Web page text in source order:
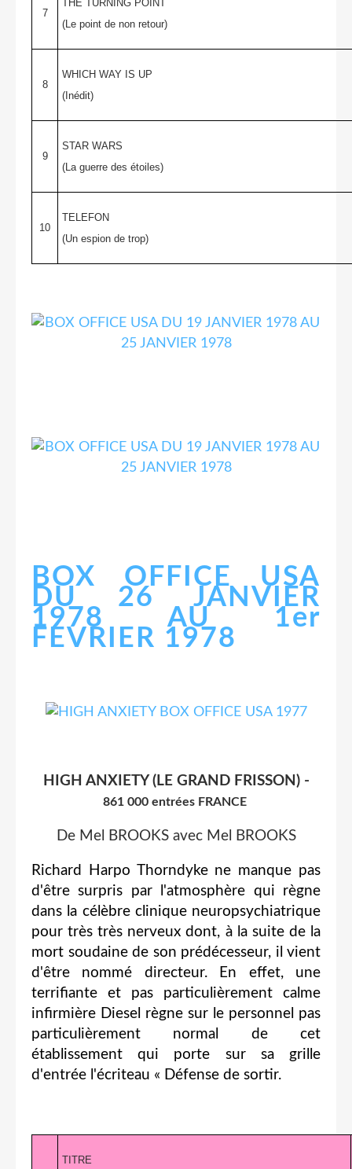
7
THE TURNING POINT
(Le point de non retour)
8
WHICH WAY IS UP
(Inédit)
9
STAR WARS
(La guerre des étoiles)
10
TELEFON
(Un espion de trop)
BOX OFFICE USA
DU 26 JANVIER
1978 AU 1er
FEVRIER 1978
HIGH ANXIETY (LE GRAND FRISSON) -
861 000 entrées FRANCE
De Mel BROOKS avec Mel BROOKS
Richard Harpo Thorndyke ne manque pas
d'être surpris par l'atmosphère qui règne
dans la célèbre clinique neuropsychiatrique
pour très très nerveux dont, à la suite de la
mort soudaine de son prédécesseur, il vient
d'être nommé directeur. En effet, une
terrifiante et pas particulièrement calme
infirmière Diesel règne sur le personnel pas
particulièrement normal de cet
établissement qui porte sur sa grille
d'entrée l'écriteau « Défense de sortir.
TITRE